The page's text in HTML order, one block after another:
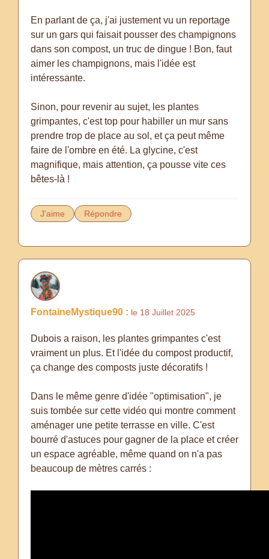
En parlant de ça, j'ai justement vu un reportage
sur un gars qui faisait pousser des champignons
dans son compost, un truc de dingue ! Bon, faut
aimer les champignons, mais l'idée est
intéressante.
Sinon, pour revenir au sujet, les plantes
grimpantes, c'est top pour habiller un mur sans
prendre trop de place au sol, et ça peut même
faire de l'ombre en été. La glycine, c'est
magnifique, mais attention, ça pousse vite ces
bêtes-là !
J'aime Répondre
FontaineMystique90 : le 18 Juillet 2025
Dubois a raison, les plantes grimpantes c'est
vraiment un plus. Et l'idée du compost productif,
ça change des composts juste décoratifs !
Dans le même genre d'idée "optimisation", je
suis tombée sur cette vidéo qui montre comment
aménager une petite terrasse en ville. C'est
bourré d'astuces pour gagner de la place et créer
un espace agréable, même quand on n'a pas